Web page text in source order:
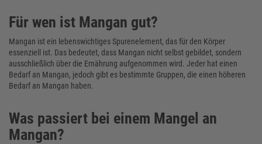
Für wen ist Mangan gut?
Mangan ist ein lebenswichtiges Spurenelement, das für den Körper
essenziell ist. Das bedeutet, dass Mangan nicht selbst gebildet, sondern
ausschließlich über die Ernährung aufgenommen wird. Jeder hat einen
Bedarf an Mangan, jedoch gibt es bestimmte Gruppen, die einen höheren
Bedarf an Mangan haben.
Was passiert bei einem Mangel an
Mangan?